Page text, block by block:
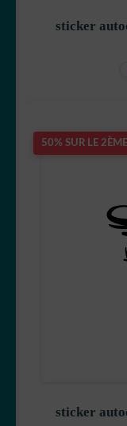
sticker
50% SUR LE
sticker